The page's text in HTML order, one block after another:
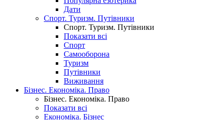
Дати
Спорт. Туризм. Путівники
Спорт. Туризм. Путівники
Показати всі
Спорт
Самооборона
Туризм
Путівники
Виживання
Бізнес. Економіка. Право
Бізнес. Економіка. Право
Показати всі
Економіка. Бізнес